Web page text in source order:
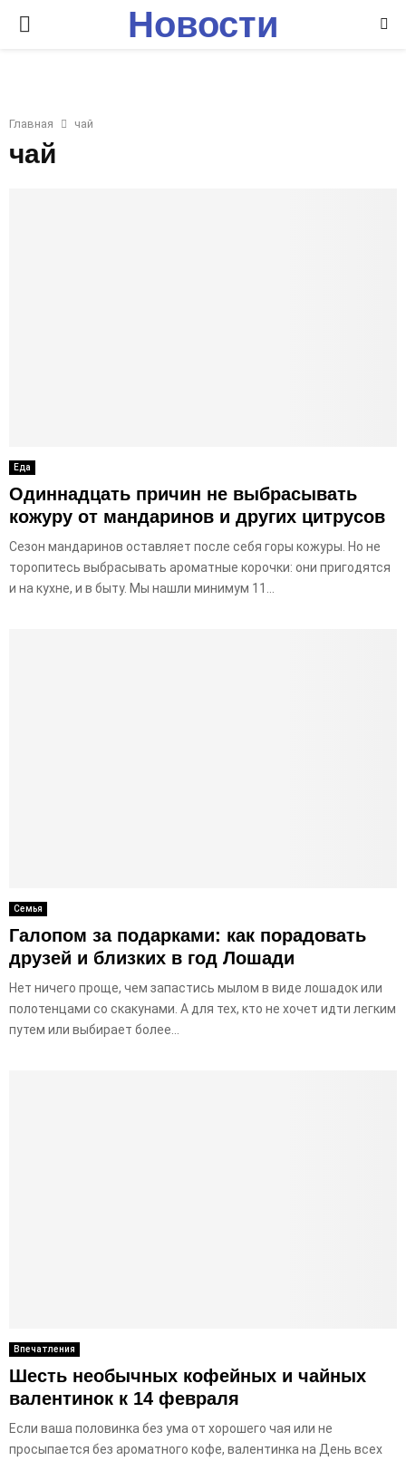
P
I
M
N
U
Новости
Главная чай
чай
Еда
Одиннадцать причин не выбрасывать
кожуру от мандаринов и других цитрусов
Сезон мандаринов оставляет после себя горы кожуры. Но не
торопитесь выбрасывать ароматные корочки: они пригодятся
и на кухне, и в быту. Мы нашли минимум 11...
Семья
Галопом за подарками: как порадовать
друзей и близких в год Лошади
Нет ничего проще, чем запастись мылом в виде лошадок или
полотенцами со скакунами. А для тех, кто не хочет идти легким
путем или выбирает более...
Впечатления
Шесть необычных кофейных и чайных
валентинок к 14 февраля
Если ваша половинка без ума от хорошего чая или не
просыпается без ароматного кофе, валентинка на День всех